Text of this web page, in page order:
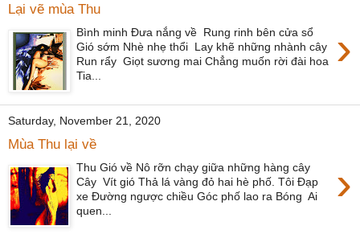
Lại vẽ mùa Thu
›
Bình minh Đưa nắng về Rung rinh bên cửa sổ
Gió sớm Nhè nhẹ thổi Lay khẽ những nhành cây
Run rẩy Giọt sương mai Chẳng muốn rời đài hoa
Tia...
Saturday, November 21, 2020
Mùa Thu lại về
›
Thu Gió về Nô rỡn chạy giữa những hàng cây
Cây Vít gió Thả lá vàng đỏ hai hè phố. Tôi Đạp
xe Đường ngược chiều Góc phố lao ra Bóng Ai
quen...